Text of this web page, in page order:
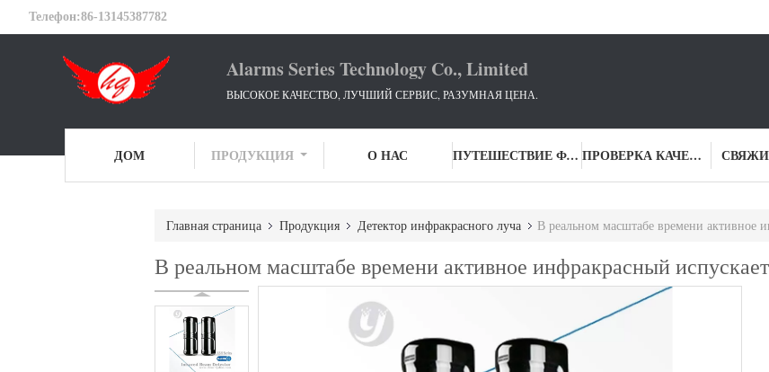
Телефон:86-13145387782
Alarms Series Technology Co., Limited
ВЫСОКОЕ КАЧЕСТВО, ЛУЧШИЙ СЕРВИС, РАЗУМНАЯ ЦЕНА.
ДОМ ПРОДУКЦИЯ О НАС ПУТЕШЕСТВИЕ ФАБРИКИ ПРОВЕРКА КАЧЕСТВА
Главная страница Продукция Детектор инфракрасного луча В реальном масштабе времени активное
В реальном масштабе времени активное инфракрасный